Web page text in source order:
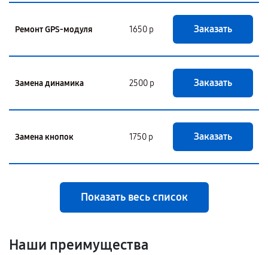
Ремонт GPS-модуля 1650 р Заказать
Замена динамика 2500 р Заказать
Замена кнопок 1750 р Заказать
Показать весь список
Наши преимущества